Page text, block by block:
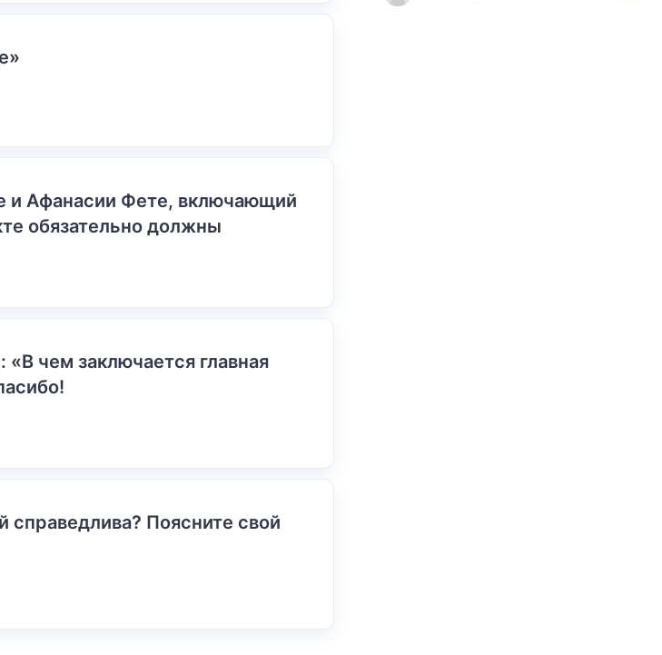
и Афанасии Фете, включающий
обязательно должны
чем заключается главная
Поясните свой